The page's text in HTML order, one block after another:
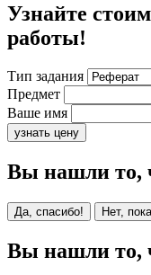
Узнайте
работы!
Тип задания
Предмет
Ваше имя
узнать цену
Вы нашли то,
Да, спасибо! Нет,
Вы нашли то,